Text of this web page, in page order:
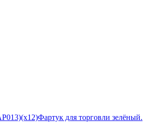
Фартук для торговли зелёный.